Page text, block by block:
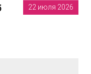
22 июля 2026